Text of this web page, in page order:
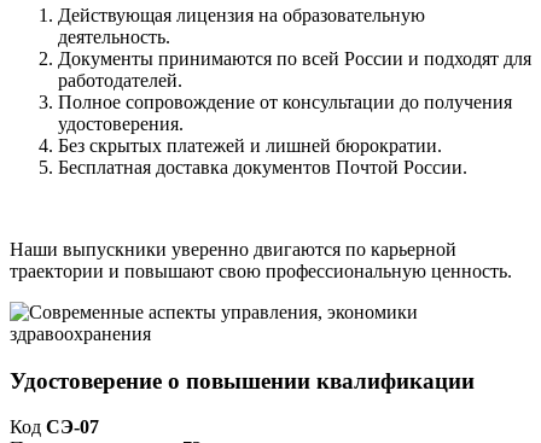
Действующая лицензия на образовательную
деятельность.
Документы принимаются по всей России и подходят для
работодателей.
Полное сопровождение от консультации до получения
удостоверения.
Без скрытых платежей и лишней бюрократии.
Бесплатная доставка документов Почтой России.
Наши выпускники уверенно двигаются по карьерной
траектории и повышают свою профессиональную ценность.
Удостоверение о повышении квалификации
Код СЭ-07